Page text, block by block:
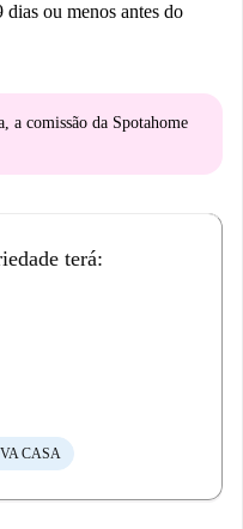
dias ou menos antes do
a comissão da Spotahome
terá:
CASA